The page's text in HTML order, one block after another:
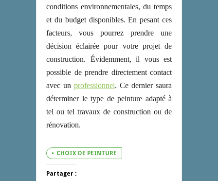
conditions environnementales, du temps
et du budget disponibles. En pesant ces
facteurs, vous pourrez prendre une
décision éclairée pour votre projet de
construction. Évidemment, il vous est
possible de prendre directement contact
avec un professionnel. Ce dernier saura
déterminer le type de peinture adapté à
tel ou tel travaux de construction ou de
rénovation.
CHOIX DE PEINTURE
Partager :